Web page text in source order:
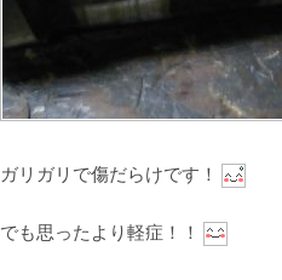
ガリガリで傷だらけです！
でも思ったより軽症！！